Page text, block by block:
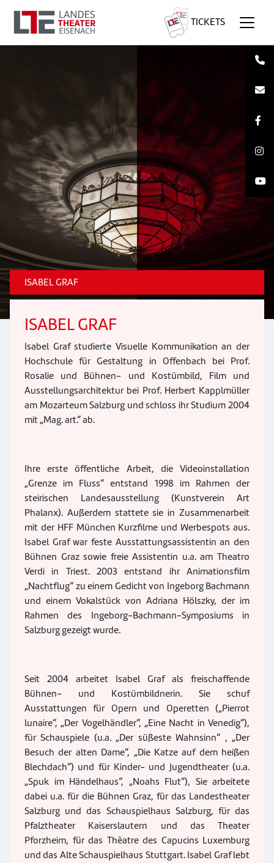
TICKETS
ISABEL GRAF
ISABEL GRAF
Isabel Graf studierte Visuelle Kommunikation an der
Hochschule für Gestaltung in Offenbach bei Prof.
Rosalie und Bühnen- und Kostümbild, Film und
Ausstellungsarchitektur bei Prof. Herbert Kapplmüller
am Mozarteum Salzburg und schloss ihr Studium 2004
mit „Mag. art.“ ab.
Ihre erste öffentliche Arbeit, die Videoinstallation
„Grenze im Fluss“ entstand 1998 im Rahmen der
steirischen Landesausstellung (Kunstverein Art
Phalanx). Außerdem stattete sie in Zusammenarbeit
mit der HFF München Kurzfilme und Werbespots aus.
Isabel Graf war feste Ausstattungsassistentin an den
Bühnen Graz sowie freie Assistentin u.a. am Theatro
Verdi in Triest. 2003 entstand ihr Animationsfilm
„Nachtflug“ zu einem Gedicht von Ingeborg Bachmann
und einem Vokalstück von Adriana Hölszky, der im
Rahmen des Ingeborg-Bachmann-Symposiums in
Salzburg gezeigt wurde.
Seit 2004 arbeitet Isabel Graf als freischaffende
Bühnen- und Kostümbildnerin. Sie schuf
Ausstattungen für Opern und Operetten („Pierrot
lunaire“, „Der Vogelhändler“, „Eine Nacht in Venedig“),
für Schauspiele (u.a. „Der süßeste Wahnsinn“ , „Der
Besuch der alten Dame“, „Die Katze auf dem heißen
Blechdach“) und für Kinder- und Jugendtheater (u.a.
„Spuk im Händelhaus“, „Noahs Flut“), Sie arbeitete
dabei u.a. für die Bühnen Graz, für das Landestheater
Salzburg und das Schauspielhaus Salzburg, für das
Pfalztheater Kaiserslautern und das Theater
Pforzheim, für das Thèatre des Capucins Luxemburg
und das Alte Schauspielhaus Stuttgart. Isabel Graf lebt